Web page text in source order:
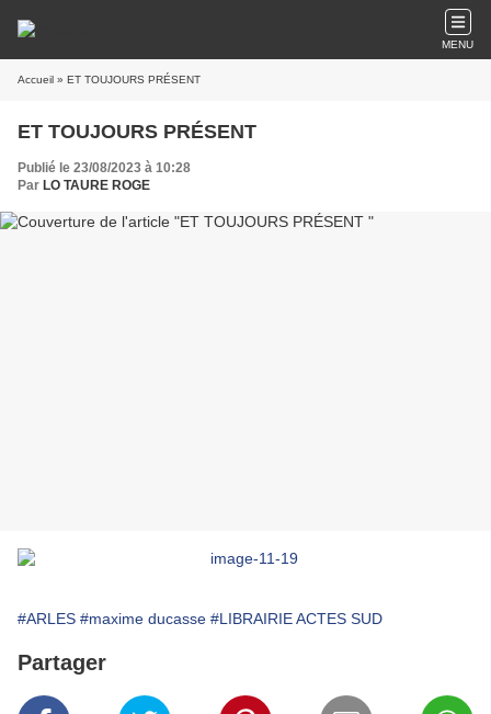
MENU
Accueil » ET TOUJOURS PRÉSENT
ET TOUJOURS PRÉSENT
Publié le 23/08/2023 à 10:28
Par LO TAURE ROGE
#ARLES #maxime ducasse #LIBRAIRIE ACTES SUD
Partager